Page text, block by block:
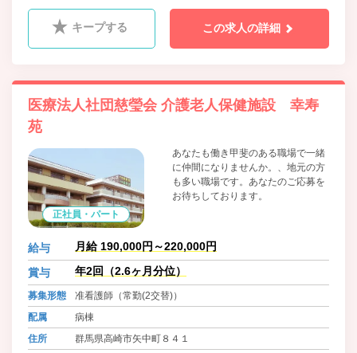
キープする この求人の詳細
医療法人社団慈瑩会 介護老人保健施設 幸寿
苑
正社員・パート
あなたも働き甲斐のある職場で一緒
に仲間になりませんか。、地元の方
も多い職場です。あなたのご応募を
お待ちしております。
給与 月給 190,000円～220,000円
賞与 年2回（2.6ヶ月分位）
募集形態
准看護師（常勤(2交替)）
配属
病棟
住所
群馬県高崎市矢中町８４１